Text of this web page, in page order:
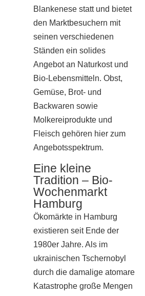
Blankenese statt und bietet
den Marktbesuchern mit
seinen verschiedenen
Ständen ein solides
Angebot an Naturkost und
Bio-Lebensmitteln. Obst,
Gemüse, Brot- und
Backwaren sowie
Molkereiprodukte und
Fleisch gehören hier zum
Angebotsspektrum.
Eine kleine
Tradition – Bio-
Wochenmarkt
Hamburg
Ökomärkte in Hamburg
existieren seit Ende der
1980er Jahre. Als im
ukrainischen Tschernobyl
durch die damalige atomare
Katastrophe große Mengen